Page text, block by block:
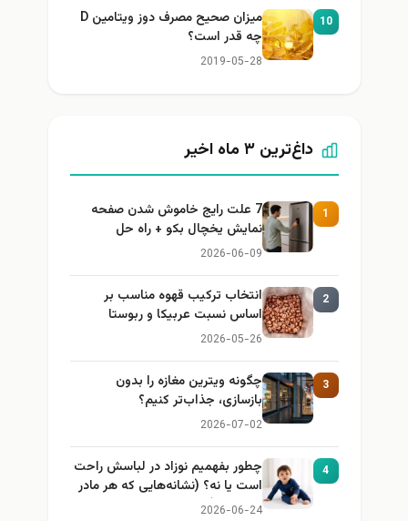
10
میزان صحیح مصرف دوز ویتامین D
چه قدر است؟
2019-05-28
داغ‌ترین ۳ ماه اخیر
1
7 علت رایج خاموش شدن صفحه
نمایش یخچال بکو + راه حل
2026-06-09
2
انتخاب ترکیب قهوه مناسب بر
اساس نسبت عربیکا و ربوستا
2026-05-26
3
چگونه ویترین مغازه را بدون
بازسازی، جذاب‌تر کنیم؟
2026-07-02
4
چطور بفهمیم نوزاد در لباسش راحت
است یا نه؟ (نشانه‌هایی که هر مادر
باید بداند)
2026-06-24